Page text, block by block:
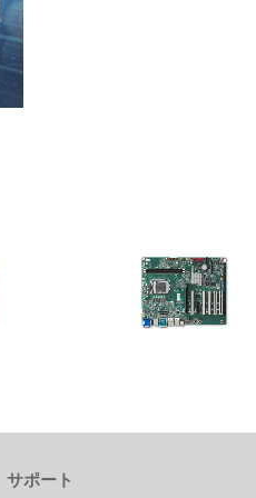
セッサ
プロセッサ搭載 産業用ATXマ
サポート